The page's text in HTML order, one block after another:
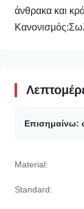
άνθρακα και
Επισημαίνω:
Material:
Standard: